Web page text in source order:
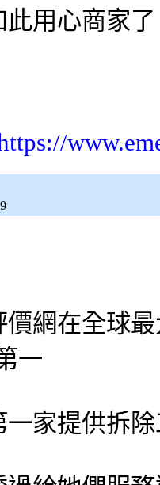
此用心商家
價網在全球
一
一家提供拆